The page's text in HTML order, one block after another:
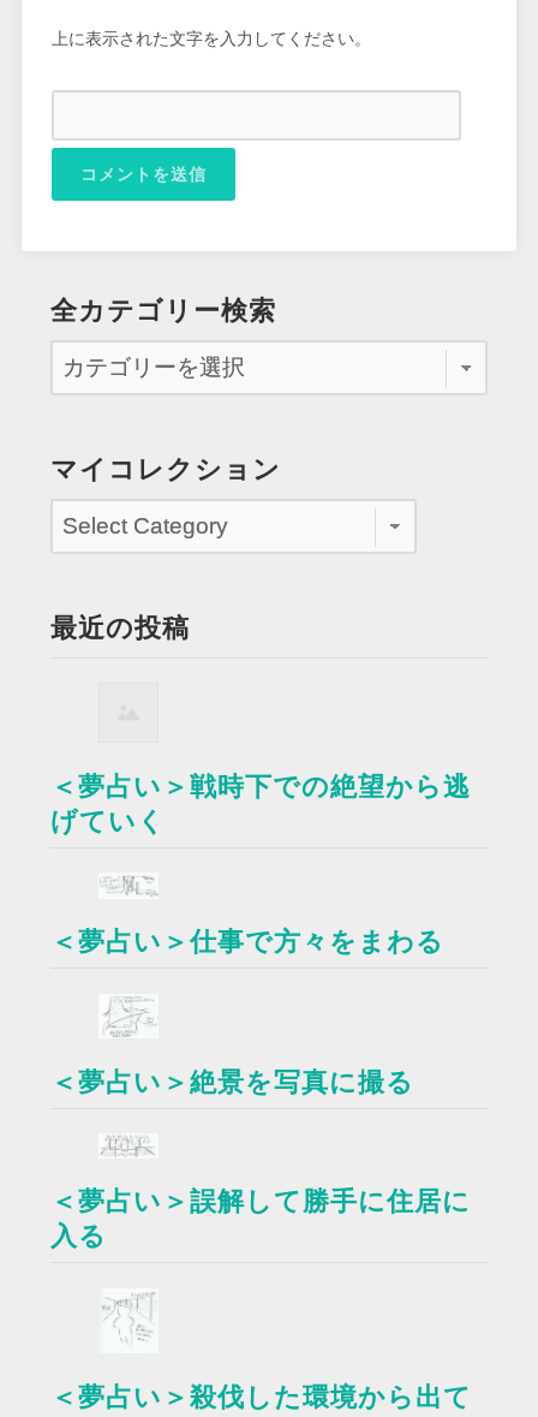
上に表示された文字を入力してください。
全カテゴリー検索
マイコレクション
最近の投稿
＜夢占い＞戦時下での絶望から逃
げていく
＜夢占い＞仕事で方々をまわる
＜夢占い＞絶景を写真に撮る
＜夢占い＞誤解して勝手に住居に
入る
＜夢占い＞殺伐した環境から出て